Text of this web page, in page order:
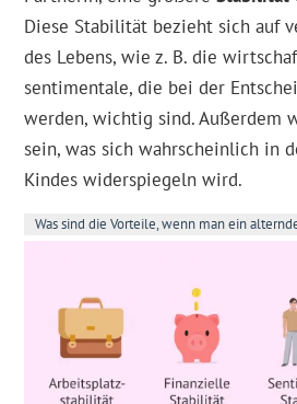
Diese Stabilität bezieht sich auf
des Lebens, wie z. B. die
sentimentale, die bei der
werden, wichtig sind. Außerdem
sein, was sich wahrscheinlich in
Kindes widerspiegeln wird.
Was sind die Vorteile, wenn man ein